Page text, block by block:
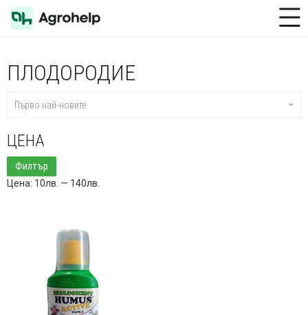
Toggle Menu
ПЛОДОРОДИЕ
Първо най-новите
ЦЕНА
Минимална
цена
Максимална
цена
Филтър
Цена: 10лв. — 140лв.